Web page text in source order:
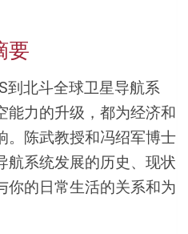
要
到北斗全球卫星导航系
能力的升级，都为经济和
。陈武教授和冯绍军博士
航系统发展的历史、现状
你的日常生活的关系和为